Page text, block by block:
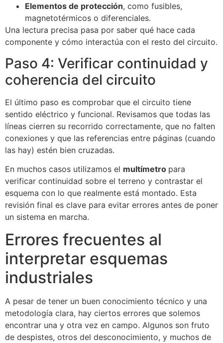
Elementos de protección, como fusibles,
magnetotérmicos o diferenciales.
Una lectura precisa pasa por saber qué hace cada
componente y cómo interactúa con el resto del circuito.
Paso 4: Verificar continuidad y
coherencia del circuito
El último paso es comprobar que el circuito tiene
sentido eléctrico y funcional. Revisamos que todas las
líneas cierren su recorrido correctamente, que no falten
conexiones y que las referencias entre páginas (cuando
las hay) estén bien cruzadas.
En muchos casos utilizamos el multímetro para
verificar continuidad sobre el terreno y contrastar el
esquema con lo que realmente está montado. Esta
revisión final es clave para evitar errores antes de poner
un sistema en marcha.
Errores frecuentes al
interpretar esquemas
industriales
A pesar de tener un buen conocimiento técnico y una
metodología clara, hay ciertos errores que solemos
encontrar una y otra vez en campo. Algunos son fruto
de despistes, otros del desconocimiento, y muchos de